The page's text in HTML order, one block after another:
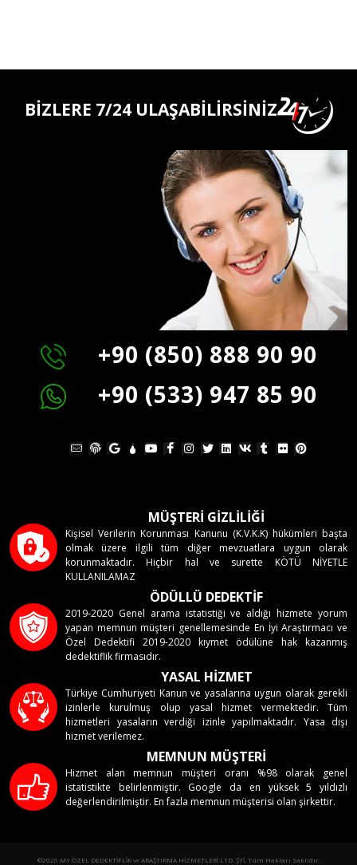
BİZLERE 7/24 ULAŞABİLİRSİNİZ
+90 (850) 888 90 90
+90 (533) 947 85 90
MÜŞTERİ GİZLİLİĞİ
Kişisel Verilerin Korunması Kanunu (K.V.K.K) hükümleri başta
olmak üzere ilgili tüm diğer mevzuatlara uygun olarak
korunmaktadır. Hiçbir hal ve surette KÖTÜ NİYETLE
KULLANILAMAZ
ÖDÜLLÜ DEDEKTİF
2019-2020 Genel arama istatistiği ve aldığı hizmete yorum
yapan memnun müşteri genellemesinde En İyi Araştırmacı ve
Özel Dedektifi 2019-2020 kıymet ödülüne hak kazanmış
dedektiflik firmasıdır.
YASAL HİZMET
Türkiye Cumhuriyeti Kanun ve yasalarına uygun olarak gerekli
izinlerle kurulmuş olup yasal hizmet vermektedir. Tüm
hizmetleri yasaların verdiği izinle yapılmaktadır. Yasa dışı
hizmet verilemez.
MEMNUN MÜŞTERİ
Hizmet alan memnun müşteri oranı %98 olarak genel
istatistikte belirlenmiştir. Google da en yüksek 5 yıldızlı
değerlendirilmiştir. En fazla memnun müşterisi olan şirkettir.
©2026 MY ÖZEL DEDEKTİFLİK ve ARAŞTIRMA HİZMETLERİ LTD. ŞTİ. Tüm Hakları Saklıdır.